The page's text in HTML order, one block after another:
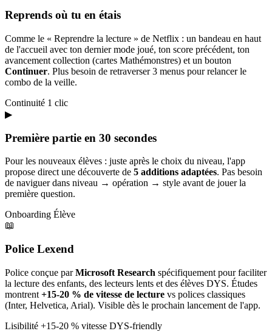
Reprends où tu en étais
Comme le « Reprendre la lecture » de Netflix : un bandeau en haut
de l'accueil avec ton dernier mode joué, ton score précédent, ton
avancement collection (cartes Mathémonstres) et un bouton
Continuer. Plus besoin de retraverser 3 menus pour relancer le
combo de la veille.
Continuité 1 clic
▶
Première partie en 30 secondes
Pour les nouveaux élèves : juste après le choix du niveau, l'app
propose direct une découverte de 5 additions adaptées. Pas besoin
de naviguer dans niveau → opération → style avant de jouer la
première question.
Onboarding Élève
📖
Police Lexend
Police conçue parMicrosoft Research spécifiquement pour faciliter
la lecture des enfants, des lecteurs lents et des élèves DYS. Études
montrent +15-20 % de vitesse de lecture vs polices classiques
(Inter, Helvetica, Arial). Visible dès le prochain lancement de l'app.
Lisibilité +15-20 % vitesse DYS-friendly